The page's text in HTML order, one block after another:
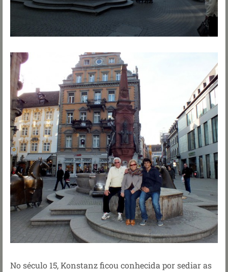
No século 15, Konstanz ficou conhecida por sediar as